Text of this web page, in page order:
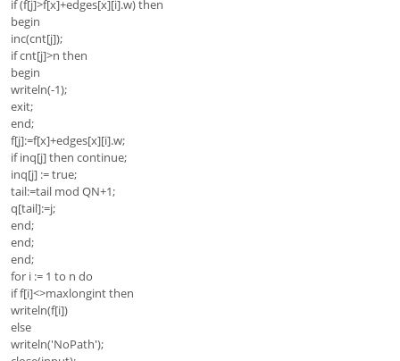
if (f[j]>f[x]+edges[x][i].w) then
begin
inc(cnt[j]);
if cnt[j]>n then
begin
writeln(-1);
exit;
end;
f[j]:=f[x]+edges[x][i].w;
if inq[j] then continue;
inq[j] := true;
tail:=tail mod QN+1;
q[tail]:=j;
end;
end;
end;
for i := 1 to n do
if f[i]<>maxlongint then
writeln(f[i])
else
writeln('NoPath');